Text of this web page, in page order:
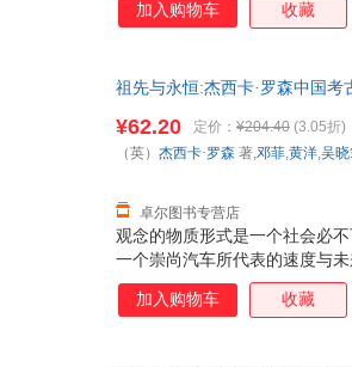
加入购物车 收藏
祖先与永恒:杰西卡·罗森中国考
观念的物质形式是一个社会必
一个崇尚汽车所代表的速度与
奉祖先的青铜器来体现个人成
¥62.20 定价： ¥204.40 (3.05折)
卓尔图书专营店
（英） 杰西卡·罗森 著,邓菲,黄洋,吴
加入购物车 收藏